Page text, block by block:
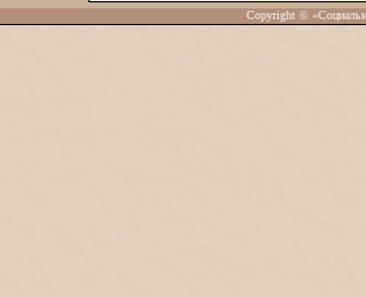
Copyright ©